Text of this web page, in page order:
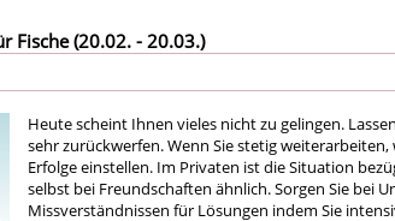
Fische (20.02. - 20.03.)
Heute scheint Ihnen vieles nicht zu gelingen.
sehr zurückwerfen. Wenn Sie stetig
Erfolge einstellen. Im Privaten ist die Situation
selbst bei Freundschaften ähnlich. Sorgen Sie bei
Missverständnissen für Lösungen indem Sie